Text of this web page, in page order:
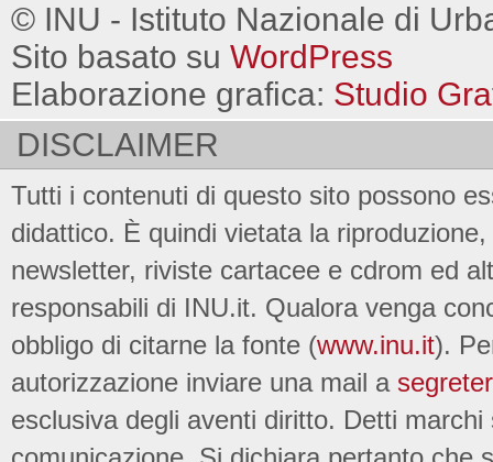
© INU - Istituto Nazionale di
Sito basato su WordPress
Elaborazione grafica: Studio
DISCLAIMER
Tutti i contenuti di questo sito possono
didattico. È quindi vietata la
newsletter, riviste cartacee e cdrom ed
responsabili di INU.it. Qualora venga
obbligo di citarne la fonte (www.inu.it).
autorizzazione inviare una mail a
esclusiva degli aventi diritto. Detti